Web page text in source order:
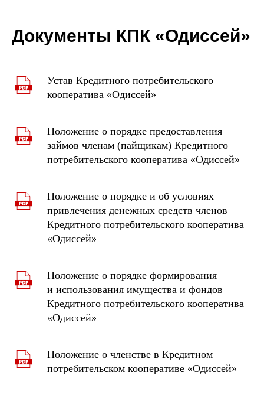
Документы КПК «Одиссей»
Устав Кредитного потребительского
кооператива «Одиссей»
Положение о порядке предоставления
займов членам (пайщикам) Кредитного
потребительского кооператива «Одиссей»
Положение о порядке и об условиях
привлечения денежных средств членов
Кредитного потребительского кооператива
«Одиссей»
Положение о порядке формирования
и использования имущества и фондов
Кредитного потребительского кооператива
«Одиссей»
Положение о членстве в Кредитном
потребительском кооперативе «Одиссей»